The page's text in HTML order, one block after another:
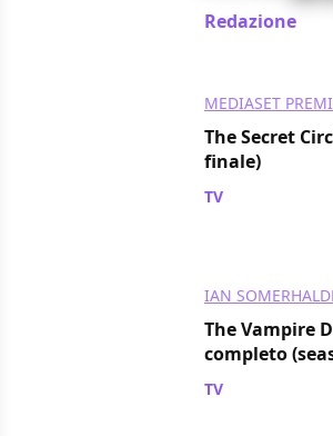
Redazione
MEDIASET
The Secret
finale)
TV
IAN
The Vampire
completo
TV